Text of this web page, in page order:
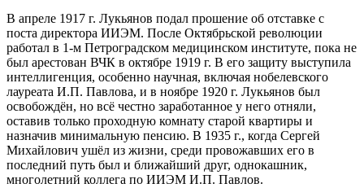
В апреле 1917 г. Лукьянов подал прошение об отставке с
поста директора ИИЭМ. После Октябрьской революции
работал в 1-м Петроградском медицинском институте, пока не
был арестован ВЧК в октябре 1919 г. В его защиту выступила
интеллигенция, особенно научная, включая нобелевского
лауреата И.П. Павлова, и в ноябре 1920 г. Лукьянов был
освобождён, но всё честно заработанное у него отняли,
оставив только проходную комнату старой квартиры и
назначив минимальную пенсию. В 1935 г., когда Сергей
Михайлович ушёл из жизни, среди провожавших его в
последний путь был и ближайший друг, однокашник,
многолетний коллега по ИИЭМ И.П. Павлов.